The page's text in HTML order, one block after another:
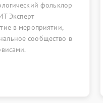
фольклор
в